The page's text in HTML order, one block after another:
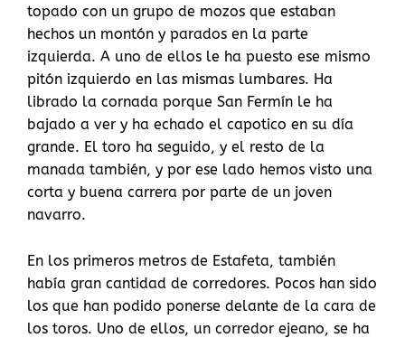
topado con un grupo de mozos que estaban
hechos un montón y parados en la parte
izquierda. A uno de ellos le ha puesto ese mismo
pitón izquierdo en las mismas lumbares. Ha
librado la cornada porque San Fermín le ha
bajado a ver y ha echado el capotico en su día
grande. El toro ha seguido, y el resto de la
manada también, y por ese lado hemos visto una
corta y buena carrera por parte de un joven
navarro.
En los primeros metros de Estafeta, también
había gran cantidad de corredores. Pocos han sido
los que han podido ponerse delante de la cara de
los toros. Uno de ellos, un corredor ejeano, se ha